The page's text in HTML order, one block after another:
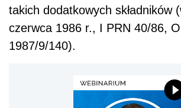
takich dodatkowych składników
czerwca 1986 r., I PRN 40/86,
1987/9/140).